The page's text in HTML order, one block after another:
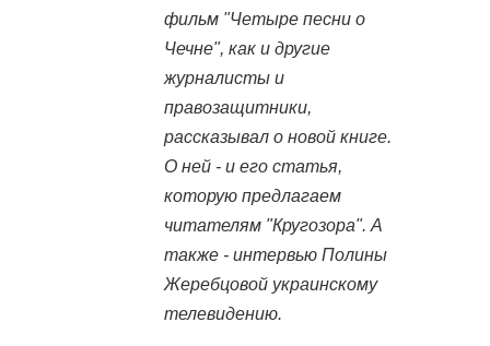
фильм "Четыре песни о
Чечне", как и другие
журналисты и
правозащитники,
рассказывал о новой книге.
О ней - и его статья,
которую предлагаем
читателям "Кругозора". А
также - интервью Полины
Жеребцовой украинскому
телевидению.